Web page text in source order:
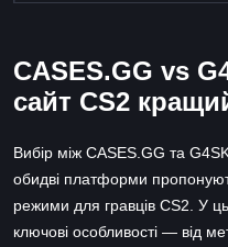
CASES.GG vs
сайт CS2
Вибір між CASES.GG та
обидві платформи
режими для гравців CS2. У
ключові особливості — від